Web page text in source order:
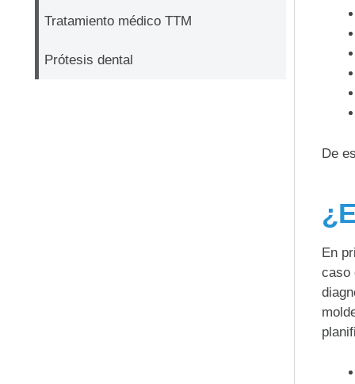
Tratamiento médico TTM
Prótesis dental
De
En